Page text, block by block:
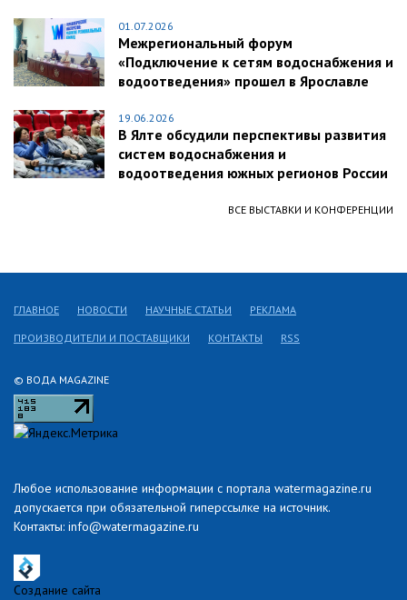
01.07.2026
Межрегиональный форум
«Подключение к сетям водоснабжения и
водоотведения» прошел в Ярославле
19.06.2026
В Ялте обсудили перспективы развития
систем водоснабжения и
водоотведения южных регионов России
ВСЕ ВЫСТАВКИ И КОНФЕРЕНЦИИ
© ВОДА MAGAZINE
Любое использование информации с портала watermagazine.ru
допускается при обязательной гиперссылке на источник.
Контакты: info@watermagazine.ru
ГЛАВНОЕ НОВОСТИ НАУЧНЫЕ СТАТЬИ РЕКЛАМА
ПРОИЗВОДИТЕЛИ И ПОСТАВЩИКИ КОНТАКТЫ RSS
Создание сайта